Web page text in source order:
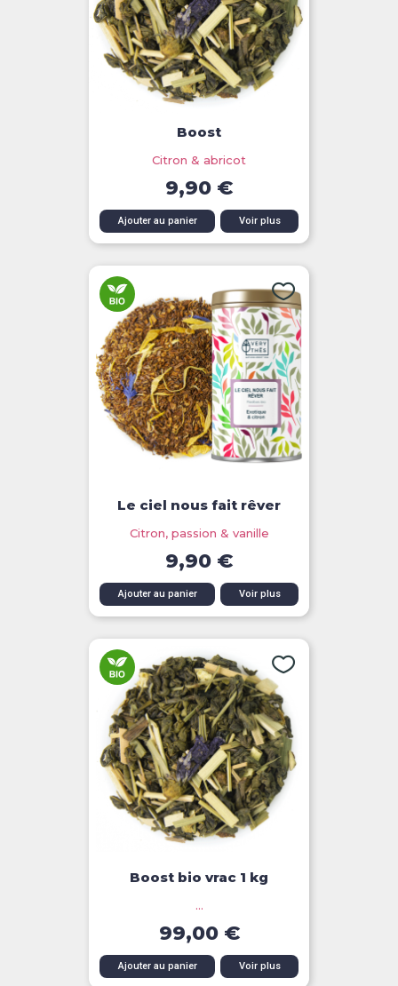
Boost
Citron & abricot
9,90 €
Ajouter au panier Voir plus
Le ciel nous fait rêver
Citron, passion & vanille
9,90 €
Ajouter au panier Voir plus
Boost bio vrac 1 kg
...
99,00 €
Ajouter au panier Voir plus